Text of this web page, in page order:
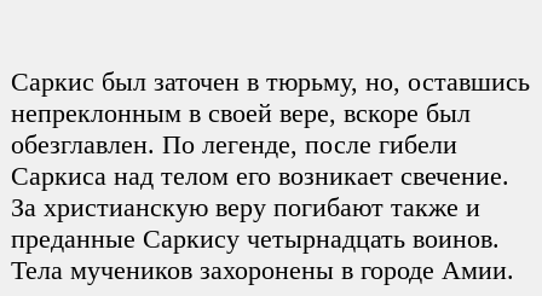
Саркис был заточен в тюрьму, но, оставшись
непреклонным в своей вере, вскоре был
обезглавлен. По легенде, после гибели
Саркиса над телом его возникает свечение.
За христианскую веру погибают также и
преданные Саркису четырнадцать воинов.
Тела мучеников захоронены в городе Амии.